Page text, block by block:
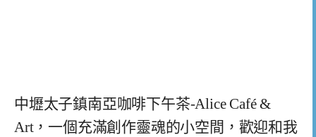
中壢太子鎮南亞咖啡下午茶-Alice Café &
Art，一個充滿創作靈魂的小空間，歡迎和我